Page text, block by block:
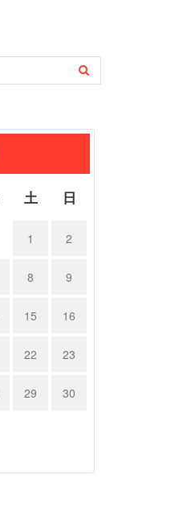
土 日
1 2
8 9
15 16
22 23
29 30